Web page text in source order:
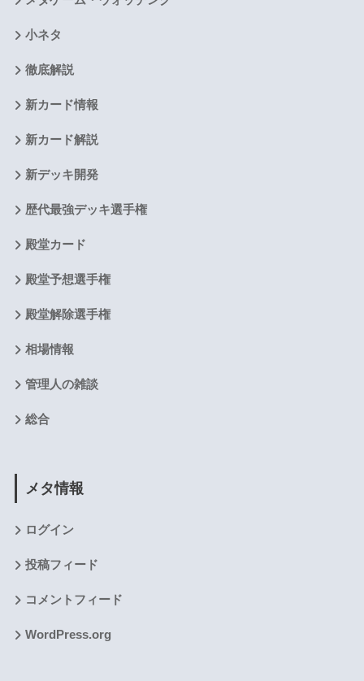
小ネタ
徹底解説
新カード情報
新カード解説
新デッキ開発
歴代最強デッキ選手権
殿堂カード
殿堂予想選手権
殿堂解除選手権
相場情報
管理人の雑談
総合
メタ情報
ログイン
投稿フィード
コメントフィード
WordPress.org